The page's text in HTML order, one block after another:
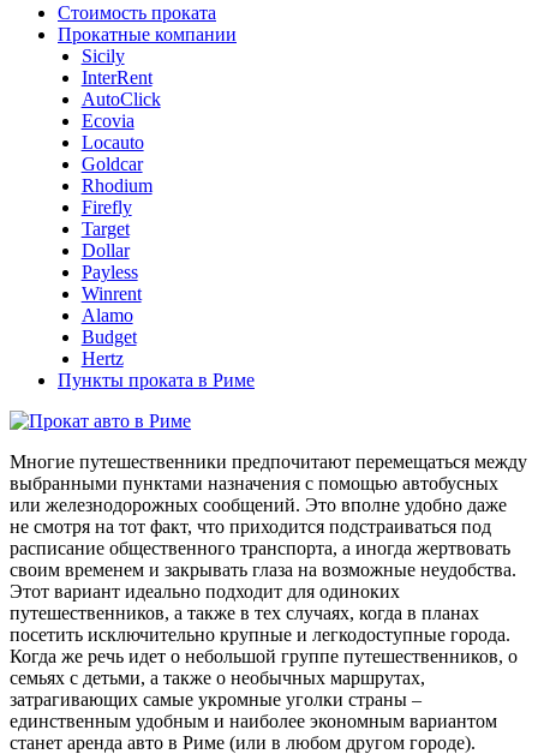
Стоимость проката
Прокатные компании
Sicily
InterRent
AutoClick
Ecovia
Locauto
Goldcar
Rhodium
Firefly
Target
Dollar
Payless
Winrent
Alamo
Budget
Hertz
Пункты проката в Риме
Многие путешественники предпочитают перемещаться между
выбранными пунктами назначения с помощью автобусных
или железнодорожных сообщений. Это вполне удобно даже
не смотря на тот факт, что приходится подстраиваться под
расписание общественного транспорта, а иногда жертвовать
своим временем и закрывать глаза на возможные неудобства.
Этот вариант идеально подходит для одиноких
путешественников, а также в тех случаях, когда в планах
посетить исключительно крупные и легкодоступные города.
Когда же речь идет о небольшой группе путешественников, о
семьях с детьми, а также о необычных маршрутах,
затрагивающих самые укромные уголки страны –
единственным удобным и наиболее экономным вариантом
станет аренда авто в Риме (или в любом другом городе).